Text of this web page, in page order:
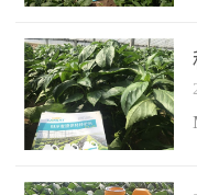
公顷/次)。2、花前花
生长前期︰冲施、滴灌
5kg/亩/次配合大量元
溶肥一起使用，花芽、
苞饱满，座果率高。3